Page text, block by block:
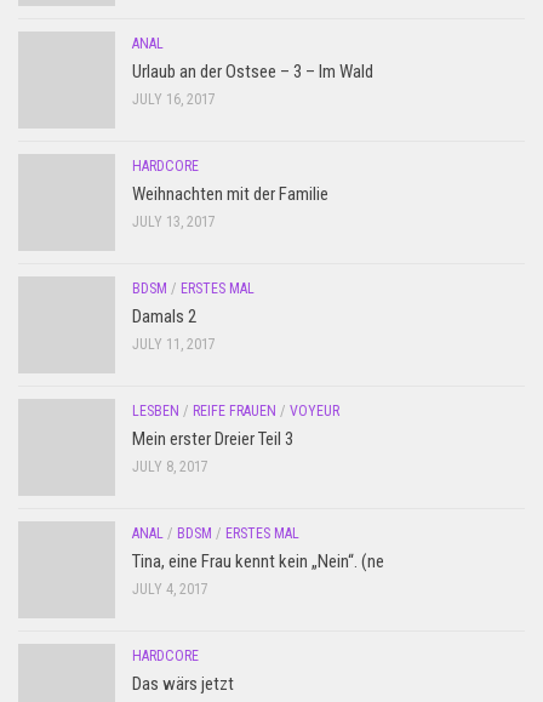
ANAL
Urlaub an der Ostsee – 3 – Im Wald
JULY 16, 2017
HARDCORE
Weihnachten mit der Familie
JULY 13, 2017
BDSM / ERSTES MAL
Damals 2
JULY 11, 2017
LESBEN / REIFE FRAUEN / VOYEUR
Mein erster Dreier Teil 3
JULY 8, 2017
ANAL / BDSM / ERSTES MAL
Tina, eine Frau kennt kein „Nein“. (ne
JULY 4, 2017
HARDCORE
Das wärs jetzt